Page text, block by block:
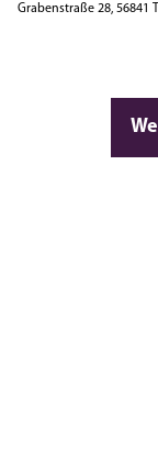
Grabenstraße 28, 56841